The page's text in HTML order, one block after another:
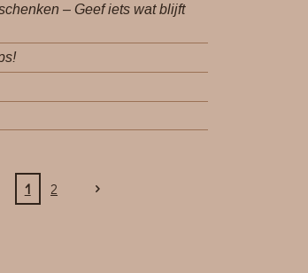
– Geef iets wat blijft
1 2